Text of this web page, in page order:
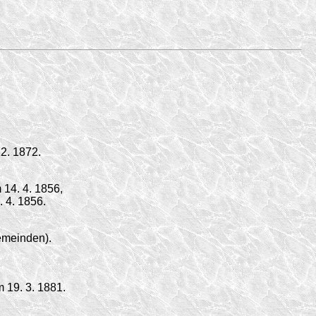
1872.
14. 4. 1856,
4. 1856.
19. 3. 1881.